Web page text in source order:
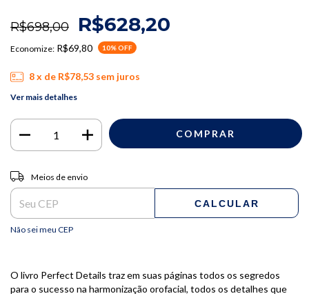
R$698,00 R$628,20
Economize: R$69,80 10% OFF
8x de R$78,53 sem juros
Ver mais detalhes
Entregas para o CEP:
Meios de envio
CALCULAR
Não sei meu CEP
O livro Perfect Details traz em suas páginas todos os segredos
para o sucesso na harmonização orofacial, todos os detalhes que